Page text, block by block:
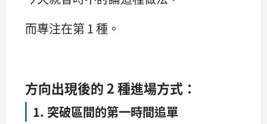
而專注在第 1 種。
方向出現後的 2 種進場方式：
1. 突破區間的第一時間追單